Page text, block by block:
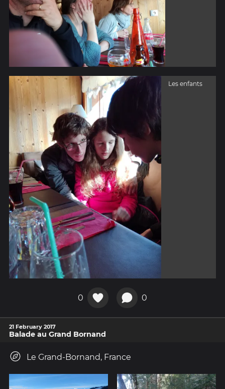
Les enfants
0 0
21 February 2017
Balade au Grand Bornand
Le Grand-Bornand, France